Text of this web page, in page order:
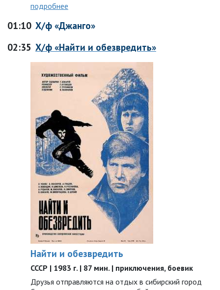
подробнее
01:10 Х/ф «Джанго»
02:35 Х/ф «Найти и обезвредить»
Найти и обезвредить
СССР | 1983 г. | 87 мин. | приключения, боевик
Друзья отправляются на отдых в сибирский город